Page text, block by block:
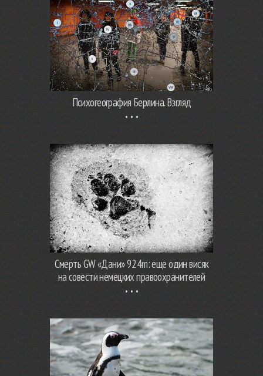
Психогеография Берлина. Взгляд
Смерть GW «Дани» 924m: еще один висяк
на совести немецких правоохранителей